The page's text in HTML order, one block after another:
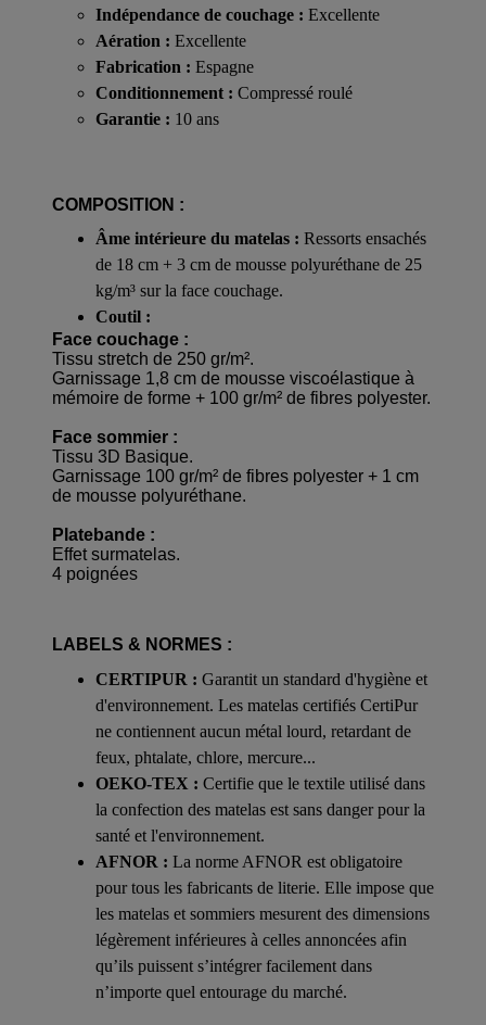
Indépendance de couchage : Excellente
Aération : Excellente
Fabrication : Espagne
Conditionnement : Compressé roulé
Garantie : 10 ans
COMPOSITION :
Âme intérieure du matelas : Ressorts ensachés
de 18 cm + 3 cm de mousse polyuréthane de 25
kg/m³ sur la face couchage.
Coutil :
Face couchage :
Tissu stretch de 250 gr/m².
Garnissage 1,8 cm de mousse viscoélastique à
mémoire de forme + 100 gr/m² de fibres polyester.
Face sommier :
Tissu 3D Basique.
Garnissage 100 gr/m² de fibres polyester + 1 cm
de mousse polyuréthane.
Platebande :
Effet surmatelas.
4 poignées
LABELS & NORMES :
CERTIPUR : Garantit un standard d'hygiène et
d'environnement. Les matelas certifiés CertiPur
ne contiennent aucun métal lourd, retardant de
feux, phtalate, chlore, mercure...
OEKO-TEX : Certifie que le textile utilisé dans
la confection des matelas est sans danger pour la
santé et l'environnement.
AFNOR : La norme AFNOR est obligatoire
pour tous les fabricants de literie. Elle impose que
les matelas et sommiers mesurent des dimensions
légèrement inférieures à celles annoncées afin
qu’ils puissent s’intégrer facilement dans
n’importe quel entourage du marché.